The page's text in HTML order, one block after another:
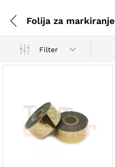
Folija za markiranje
Filter